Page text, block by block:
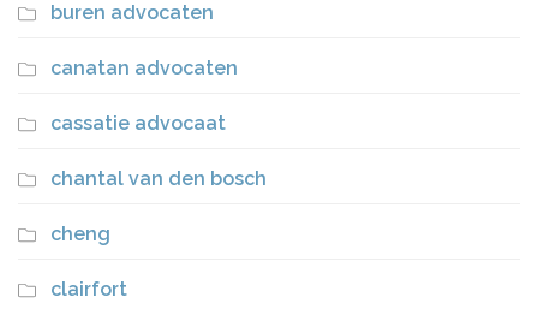
buren advocaten
canatan advocaten
cassatie advocaat
chantal van den bosch
cheng
clairfort